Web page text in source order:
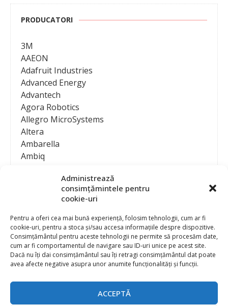
Administrează
consimțămintele pentru
cookie-uri
Pentru a oferi cea mai bună experiență, folosim tehnologii, cum ar fi
cookie-uri, pentru a stoca și/sau accesa informațiile despre dispozitive.
Consimțământul pentru aceste tehnologii ne permite să procesăm date,
cum ar fi comportamentul de navigare sau ID-uri unice pe acest site.
Dacă nu îți dai consimțământul sau îți retragi consimțământul dat poate
avea afecte negative asupra unor anumite funcționalități și funcții.
ACCEPTĂ
PRODUCATORI
3M
AAEON
Adafruit Industries
Advanced Energy
Advantech
Agora Robotics
Allegro MicroSystems
Altera
Ambarella
Ambiq
Analog Devices
Anritsu Corporation
Ansys
APS
Arduino
Arm
Asentics
ASM
ATEN International